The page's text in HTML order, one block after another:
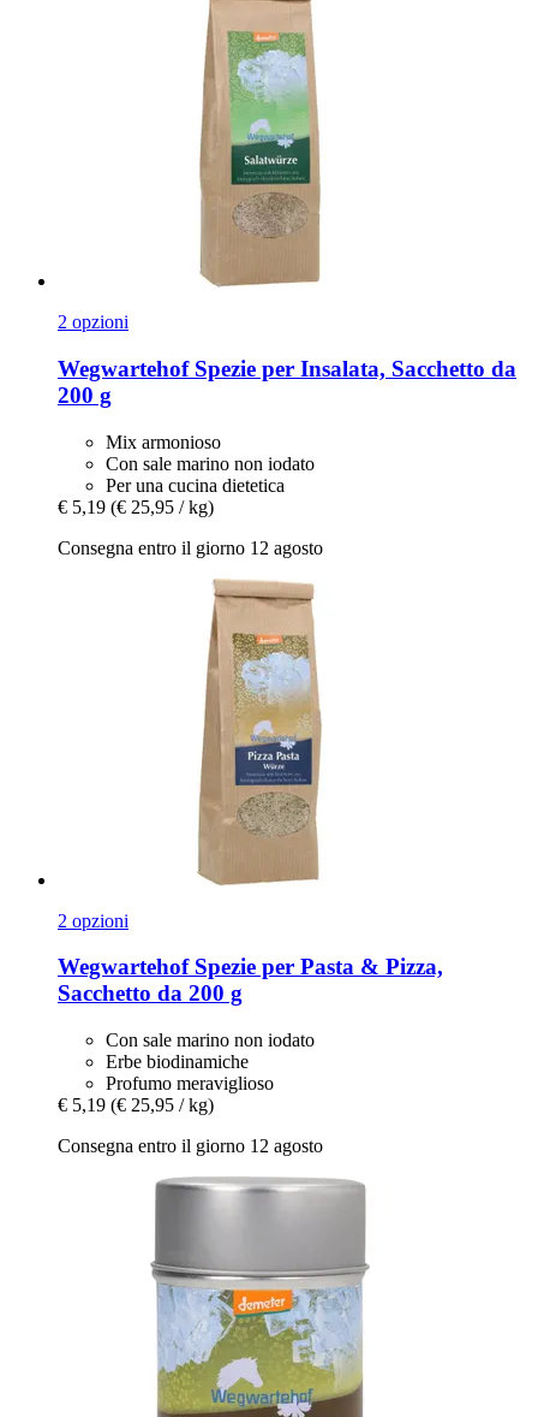
2 opzioni
WegwartehofSpezie per Insalata, Sacchetto da
200 g
Mix armonioso
Con sale marino non iodato
Per una cucina dietetica
€ 5,19 (€ 25,95 / kg)
Consegna entro il giorno 12 agosto
2 opzioni
WegwartehofSpezie per Pasta & Pizza,
Sacchetto da 200 g
Con sale marino non iodato
Erbe biodinamiche
Profumo meraviglioso
€ 5,19 (€ 25,95 / kg)
Consegna entro il giorno 12 agosto